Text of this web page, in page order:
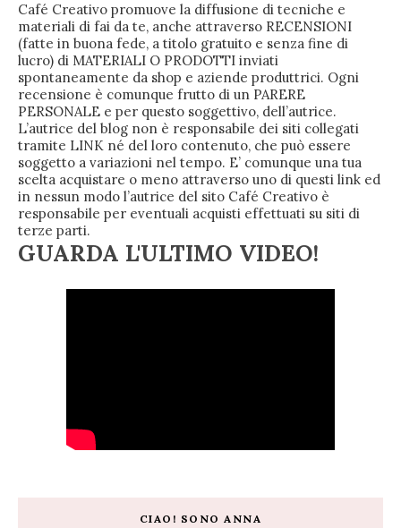
Café Creativo promuove la diffusione di tecniche e
materiali di fai da te, anche attraverso RECENSIONI
(fatte in buona fede, a titolo gratuito e senza fine di
lucro) di MATERIALI O PRODOTTI inviati
spontaneamente da shop e aziende produttrici. Ogni
recensione è comunque frutto di un PARERE
PERSONALE e per questo soggettivo, dell’autrice.
L’autrice del blog non è responsabile dei siti collegati
tramite LINK né del loro contenuto, che può essere
soggetto a variazioni nel tempo. E’ comunque una tua
scelta acquistare o meno attraverso uno di questi link ed
in nessun modo l’autrice del sito Café Creativo è
responsabile per eventuali acquisti effettuati su siti di
terze parti.
GUARDA L'ULTIMO VIDEO!
CIAO! SONO ANNA